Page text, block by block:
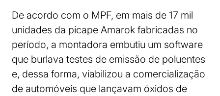
De acordo com o MPF, em mais de 17 mil
unidades da picape Amarok fabricadas no
período, a montadora embutiu um software
que burlava testes de emissão de poluentes
e, dessa forma, viabilizou a comercialização
de automóveis que lançavam óxidos de